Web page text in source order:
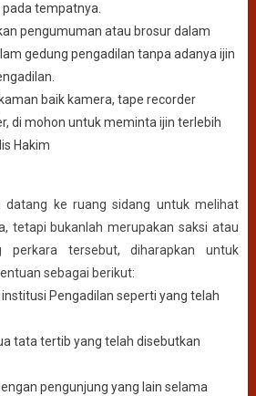
tempatnya.
pengumuman atau brosur dalam
gedung pengadilan tanpa adanya ijin
baik kamera, tape recorder
di mohon untuk meminta ijin terlebih
Hakim
datang ke ruang sidang untuk melihat
tetapi bukanlah merupakan saksi atau
perkara tersebut, diharapkan untuk
sebagai berikut:
Pengadilan seperti yang telah
tata tertib yang telah disebutkan
pengunjung yang lain selama